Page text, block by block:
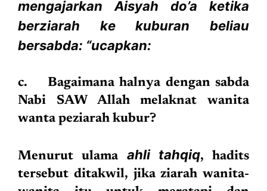
mengajarkan Aisyah do’a ketika
berziarah ke kuburan beliau
bersabda: “ucapkan:
c. Bagaimana halnya dengan sabda
Nabi SAW Allah melaknat wanita
wanta peziarah kubur?
Menurut ulama ahli tahqiq, hadits
tersebut ditakwil, jika ziarah wanita-